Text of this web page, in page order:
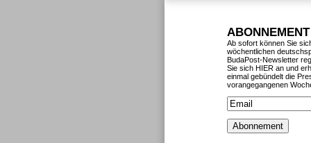
ABONNEMENT
Ab sofort können Sie
wöchentlichen
BudaPost-Newsletter
Sie sich HIER an und
einmal gebündelt die
vorangegangenen